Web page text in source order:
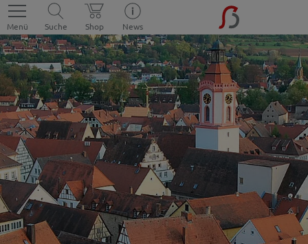
Menü Suche Shop News